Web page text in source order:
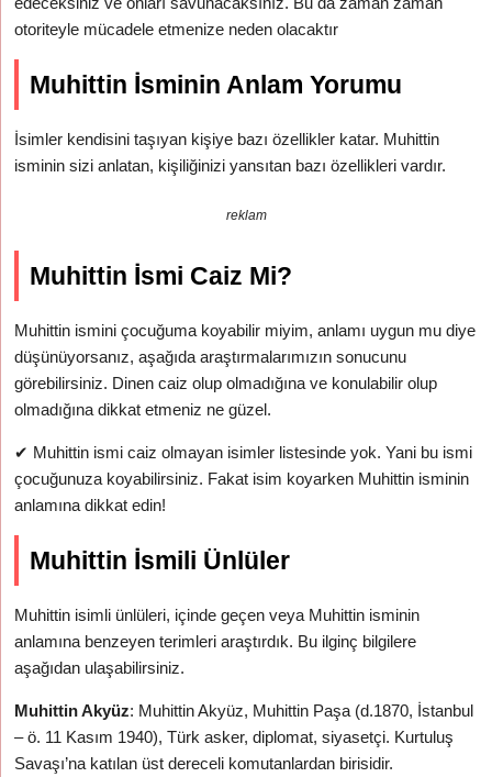
otoriteyle mücadele etmenize neden olacaktır
Muhittin İsminin Anlam Yorumu
İsimler kendisini taşıyan kişiye bazı özellikler katar. Muhittin
isminin sizi anlatan, kişiliğinizi yansıtan bazı özellikleri vardır.
reklam
Muhittin İsmi Caiz Mi?
Muhittin ismini çocuğuma koyabilir miyim, anlamı uygun mu diye
düşünüyorsanız, aşağıda araştırmalarımızın sonucunu
görebilirsiniz. Dinen caiz olup olmadığına ve konulabilir olup
olmadığına dikkat etmeniz ne güzel.
✔ Muhittin ismi caiz olmayan isimler listesinde yok. Yani bu ismi
çocuğunuza koyabilirsiniz. Fakat isim koyarken Muhittin isminin
anlamına dikkat edin!
Muhittin İsmili Ünlüler
Muhittin isimli ünlüleri, içinde geçen veya Muhittin isminin
anlamına benzeyen terimleri araştırdık. Bu ilginç bilgilere
aşağıdan ulaşabilirsiniz.
Muhittin Akyüz: Muhittin Akyüz, Muhittin Paşa (d.1870, İstanbul
– ö. 11 Kasım 1940), Türk asker, diplomat, siyasetçi. Kurtuluş
Savaşı’na katılan üst dereceli komutanlardan birisidir.